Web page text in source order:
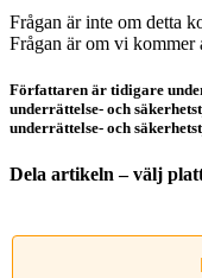
Frågan är inte om detta
Frågan är om vi kommer
Författaren är tidigare
underrättelse- och
underrättelse- och
Dela artikeln – välj
post